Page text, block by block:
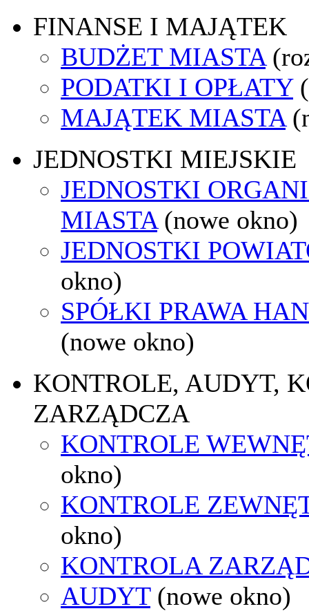
FINANSE I MAJĄTEK
BUDŻET MIASTA
PODATKI I OPŁATY
MAJĄTEK MIASTA
JEDNOSTKI MIEJSKIE
JEDNOSTKI
MIASTA (nowe okno)
JEDNOSTKI
okno)
SPÓŁKI PRAWA
(nowe okno)
KONTROLE, AUDYT,
ZARZĄDCZA
KONTROLE
okno)
KONTROLE
okno)
KONTROLA
AUDYT (nowe okno)